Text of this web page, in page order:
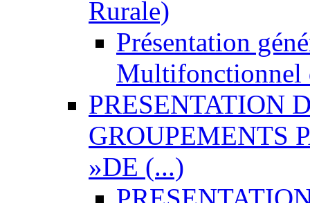
Rurale)
Présentation
Multifonctionnel
PRESENTATION
GROUPEMENTS
»DE (...)